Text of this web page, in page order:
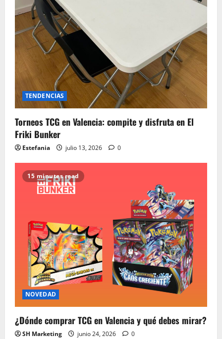
TENDENCIAS
Torneos TCG en Valencia: compite y disfruta en El
Friki Bunker
Estefania julio 13, 2026 0
15 minutes read
NOVEDAD
¿Dónde comprar TCG en Valencia y qué debes mirar?
SH Marketing junio 24, 2026 0